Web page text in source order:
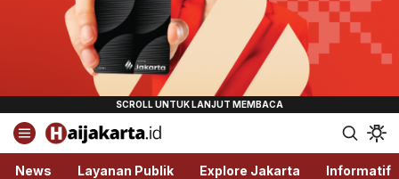
Haijakarta.id
Semua Tentang Jakarta Ada Disini!
News Layanan Publik Explore Jakarta Informatif